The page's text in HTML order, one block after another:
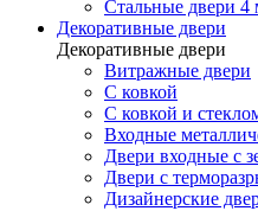
Стальные двери 4
Декоративные двери
Декоративные двери
Витражные двери
С ковкой
С ковкой и
Входные
Двери входные с
Двери с
Дизайнерские